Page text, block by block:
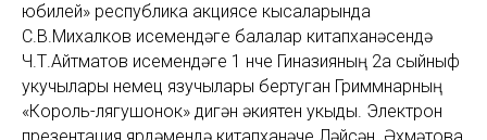
юбилей» республика акциясе кысаларында
С.В.Михалков исемендәге балалар китапханәсендә
Ч.Т.Айтматов исемендәге 1 нче Гиназияның 2а сыйныф
укучылары немец язучылары бертуган Гриммнарның
«Король-лягушонок» дигән әкиятен укыды. Электрон